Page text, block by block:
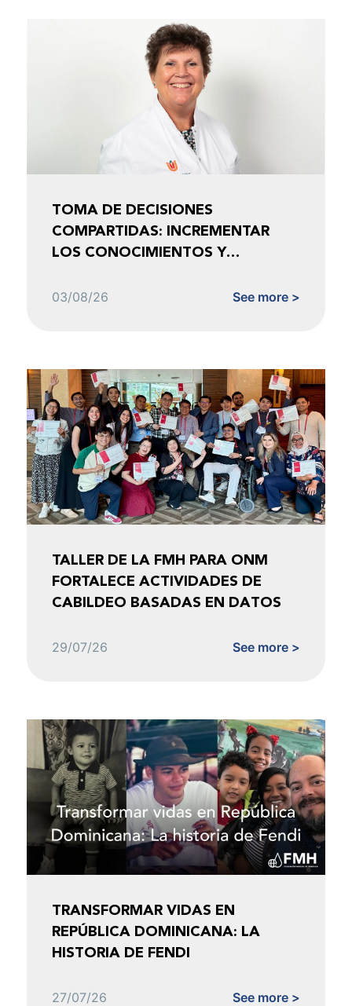
TOMA DE DECISIONES
COMPARTIDAS: INCREMENTAR
LOS CONOCIMIENTOS Y
03/08/26 See more >
TALLER DE LA FMH PARA ONM
FORTALECE ACTIVIDADES DE
CABILDEO BASADAS EN DATOS
29/07/26 See more >
TRANSFORMAR VIDAS EN
REPÚBLICA DOMINICANA: LA
HISTORIA DE FENDI
27/07/26 See more >